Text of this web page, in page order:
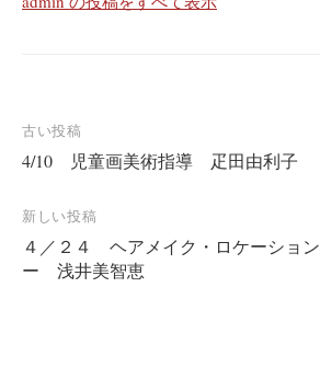
投
稿
ナ
ビ
ゲ
古い投稿
4/10 児童画美術指導 疋田由利子
新しい投稿
４／２４ ヘアメイク・ロケーショ
ー 浅井美智恵